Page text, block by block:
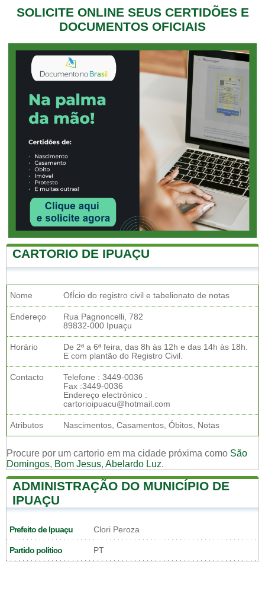
SOLICITE ONLINE SEUS CERTIDÕES E
DOCUMENTOS OFICIAIS
CARTORIO DE IPUAÇU
Nome OfÍcio do registro civil e tabelionato de notas
Endereço
Rua Pagnoncelli, 782
89832-000 Ipuaçu
Horário
De 2ª a 6ª feira, das 8h às 12h e das 14h às 18h.
E com plantão do Registro Civil.
Contacto
Telefone : 3449-0036
Fax :3449-0036
Endereço electrónico :
cartorioipuacu@hotmail.com
Atributos Nascimentos, Casamentos, Óbitos, Notas
Procure por um cartorio em ma cidade próxima como São
Domingos, Bom Jesus, Abelardo Luz.
ADMINISTRAÇÃO DO MUNICÍPIO DE
IPUAÇU
Prefeito de Ipuaçu Clori Peroza
Partido politico PT